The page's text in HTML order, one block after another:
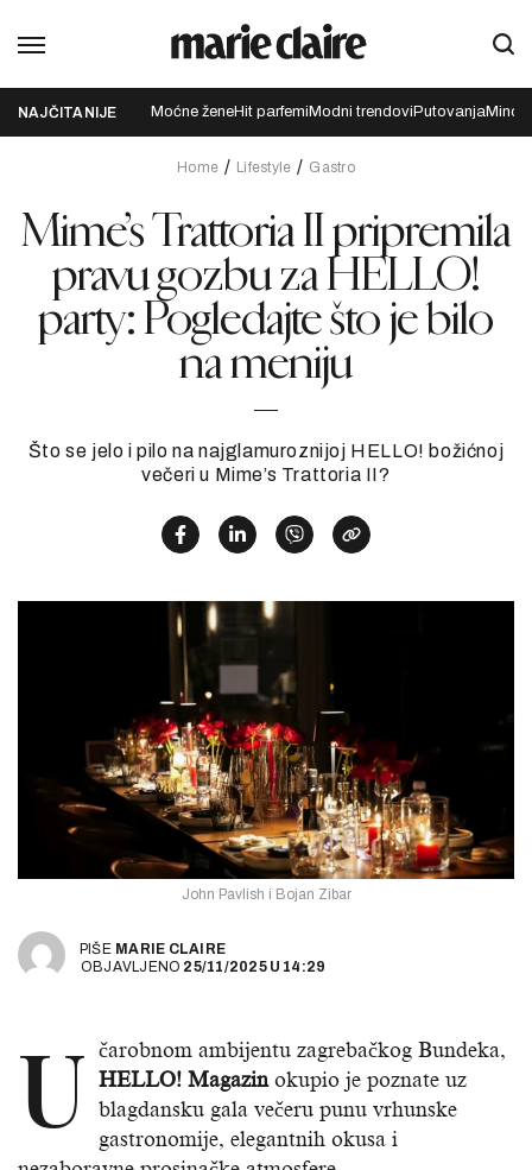
NAJČITANIJE Moćne ženeHit parfemi Modni trendovi Putovanja
Home Lifestyle Gastro
Mime’s Trattoria II pripremila
pravu gozbu za HELLO!
party: Pogledajte što je bilo
na meniju
Što se jelo i pilo na najglamuroznijoj HELLO! božićnoj
večeri u Mime’s Trattoria II?
John Pavlish i Bojan Zibar
PIŠE MARIE CLAIRE
OBJAVLJENO 25/11/2025 U 14:29
U čarobnom ambijentu zagrebačkog Bundeka,
HELLO! Magazinokupio je poznate uz
blagdansku gala večeru punu vrhunske
gastronomije, elegantnih okusa i